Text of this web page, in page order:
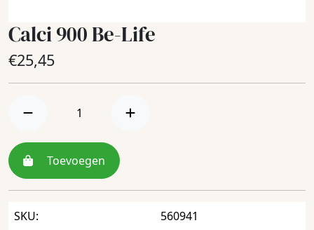
Calci 900 Be-Life
€25,45
Toevoegen
SKU:
560941